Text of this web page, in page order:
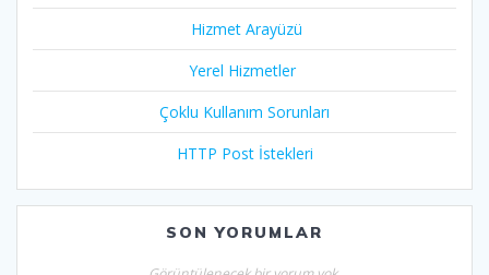
Hizmet Arayüzü
Yerel Hizmetler
Çoklu Kullanım Sorunları
HTTP Post İstekleri
SON YORUMLAR